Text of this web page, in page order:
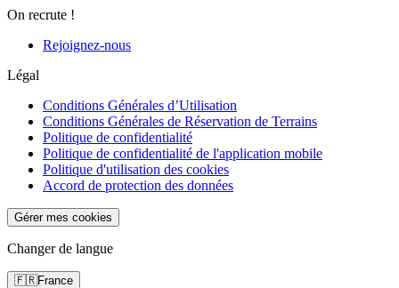
On recrute !
Rejoignez-nous
Légal
Conditions Générales d’Utilisation
Conditions Générales de Réservation de Terrains
Politique de confidentialité
Politique de confidentialité de l'application mobile
Politique d'utilisation des cookies
Accord de protection des données
Gérer mes cookies
Changer de langue
🇫🇷France